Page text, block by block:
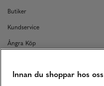
Butiker
Kundservice
Ångra Köp
Returer
Innan du shoppar hos oss